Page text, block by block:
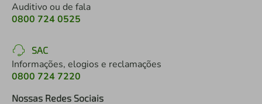
Auditivo ou de fala
0800 724 0525
SAC
Informações, elogios e reclamações
0800 724 7220
Nossas Redes Sociais